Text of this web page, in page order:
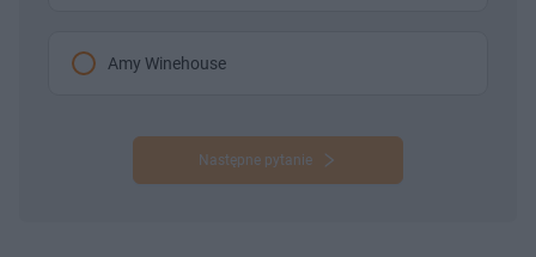
Amy Winehouse
Następne pytanie